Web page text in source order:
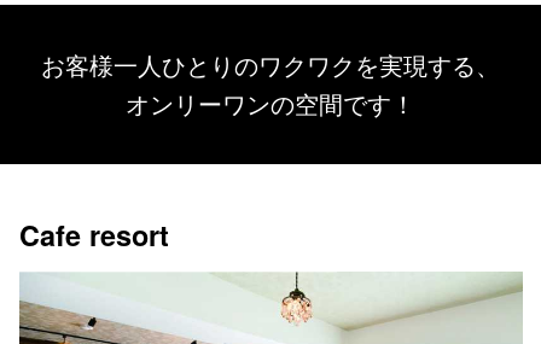
お客様一人ひとりのワクワクを実現する、
オンリーワンの空間です！
Cafe resort